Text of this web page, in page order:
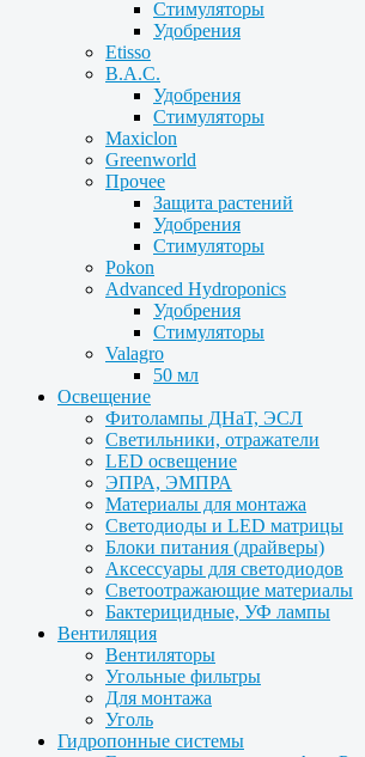
Стимуляторы
Удобрения
Etisso
B.A.C.
Удобрения
Стимуляторы
Maxiclon
Greenworld
Прочее
Защита растений
Удобрения
Стимуляторы
Pokon
Advanced Hydroponics
Удобрения
Стимуляторы
Valagro
50 мл
Освещение
Фитолампы ДНаТ, ЭСЛ
Светильники, отражатели
LED освещение
ЭПРА, ЭМПРА
Материалы для монтажа
Светодиоды и LED матрицы
Блоки питания (драйверы)
Аксессуары для светодиодов
Светоотражающие материалы
Бактерицидные, УФ лампы
Вентиляция
Вентиляторы
Угольные фильтры
Для монтажа
Уголь
Гидропонные системы